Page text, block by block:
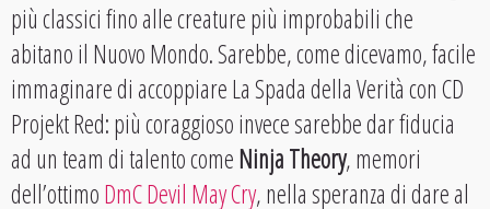
più classici fino alle creature più improbabili che
abitano il Nuovo Mondo. Sarebbe, come dicevamo, facile
immaginare di accoppiare La Spada della Verità con CD
Projekt Red: più coraggioso invece sarebbe dar fiducia
ad un team di talento comeNinja Theory, memori
dell’ottimoDmC Devil May Cry, nella speranza di dare al